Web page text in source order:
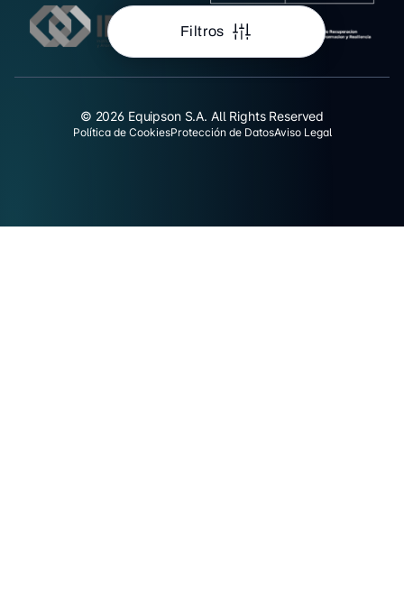
Filtros
© 2026 Equipson S.A. All Rights Reserved
Política de CookiesProtección de DatosAviso Legal